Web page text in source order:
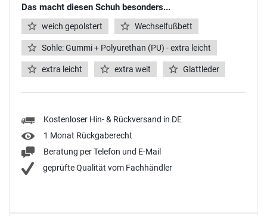
Das macht diesen Schuh besonders...
weich gepolstert Wechselfußbett
Sohle: Gummi + Polyurethan (PU) - extra leicht
extra leicht extra weit Glattleder
Kostenloser Hin- & Rückversand in DE
1 Monat Rückgaberecht
Beratung per Telefon und E-Mail
geprüfte Qualität vom Fachhändler